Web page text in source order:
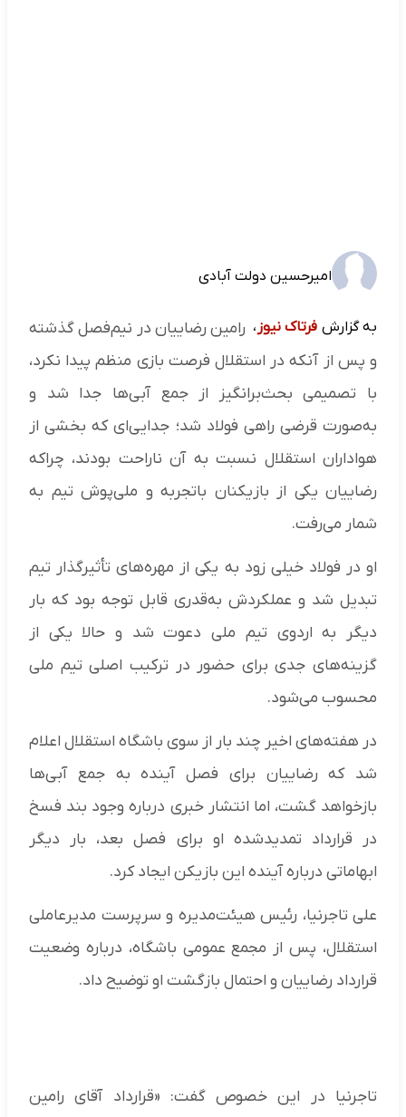
امیرحسین دولت آبادی
به گزارش فرتاک نیوز ، رامین رضاییان در نیم‌فصل گذشته
و پس از آنکه در استقلال فرصت بازی منظم پیدا نکرد،
با تصمیمی بحث‌برانگیز از جمع آبی‌ها جدا شد و
به‌صورت قرضی راهی فولاد شد؛ جدایی‌ای که بخشی از
هواداران استقلال نسبت به آن ناراحت بودند، چراکه
رضاییان یکی از بازیکنان باتجربه و ملی‌پوش تیم به
شمار می‌رفت.
او در فولاد خیلی زود به یکی از مهره‌های تأثیرگذار تیم
تبدیل شد و عملکردش به‌قدری قابل توجه بود که بار
دیگر به اردوی تیم ملی دعوت شد و حالا یکی از
گزینه‌های جدی برای حضور در ترکیب اصلی تیم ملی
محسوب می‌شود.
در هفته‌های اخیر چند بار از سوی باشگاه استقلال اعلام
شد که رضاییان برای فصل آینده به جمع آبی‌ها
بازخواهد گشت، اما انتشار خبری درباره وجود بند فسخ
در قرارداد تمدیدشده او برای فصل بعد، بار دیگر
ابهاماتی درباره آینده این بازیکن ایجاد کرد.
علی تاجرنیا، رئیس هیئت‌مدیره و سرپرست مدیرعاملی
استقلال، پس از مجمع عمومی باشگاه، درباره وضعیت
قرارداد رضاییان و احتمال بازگشت او توضیح داد.
تاجرنیا در این خصوص گفت: «قرارداد آقای رامین